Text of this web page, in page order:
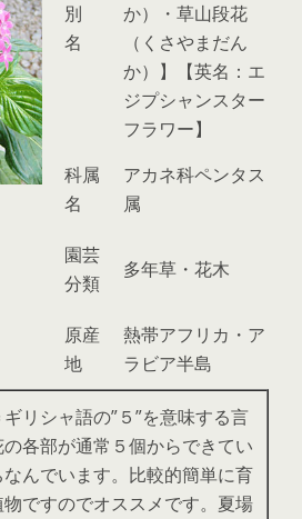
別
名
か）・草山段花
（くさやまだん
か）】【英名：エ
ジプシャンスター
フラワー】
科属
名
アカネ科ペンタス
属
園芸
分類
多年草・花木
原産
地
熱帯アフリカ・ア
ラビア半島
リシャ語の”５”を意味する言
各部が通常５個からできてい
んでいます。比較的簡単に育
ですのでオススメです。夏場